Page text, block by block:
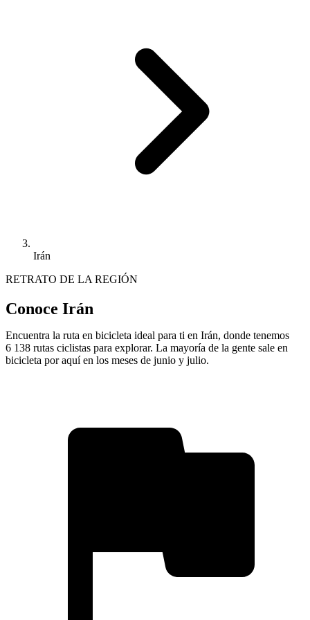
Irán
RETRATO DE LA REGIÓN
Conoce Irán
Encuentra la ruta en bicicleta ideal para ti en Irán, donde tenemos
6 138 rutas ciclistas para explorar. La mayoría de la gente sale en
bicicleta por aquí en los meses de junio y julio.